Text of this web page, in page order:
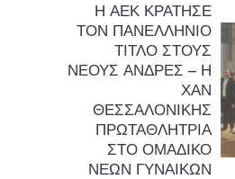
Η ΑΕΚ ΚΡΑΤΗΣΕ
ΤΟΝ ΠΑΝΕΛΛΗΝΙΟ
ΤΙΤΛΟ ΣΤΟΥΣ
ΝΕΟΥΣ ΑΝΔΡΕΣ – Η
ΧΑΝ
ΘΕΣΣΑΛΟΝΙΚΗΣ
ΠΡΩΤΑΘΛΗΤΡΙΑ
ΣΤΟ ΟΜΑΔΙΚΟ
ΝΕΩΝ ΓΥΝΑΙΚΩΝ